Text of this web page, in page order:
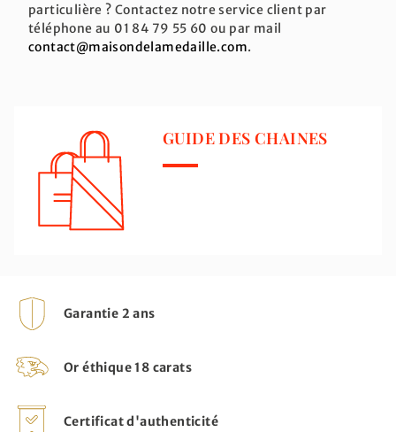
particulière ? Contactez notre service client par
téléphone au 01 84 79 55 60 ou par mail
contact@maisondelamedaille.com.
GUIDE DES CHAINES
Garantie 2 ans
Or éthique 18 carats
Certificat d'authenticité